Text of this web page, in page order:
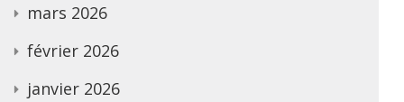
mars 2026
février 2026
janvier 2026